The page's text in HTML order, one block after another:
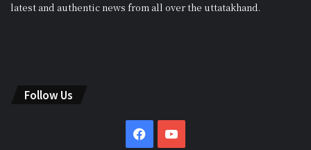
latest and authentic news from all over the uttatakhand.
Follow Us
Facebook